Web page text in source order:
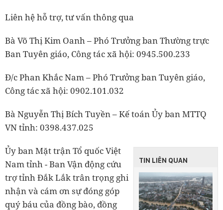
Liên hệ hỗ trợ, tư vấn thông qua
Bà Võ Thị Kim Oanh – Phó Trưởng ban Thường trực
Ban Tuyên giáo, Công tác xã hội: 0945.500.233
Đ/c Phan Khắc Nam – Phó Trưởng ban Tuyên giáo,
Công tác xã hội: 0902.101.032
Bà Nguyễn Thị Bích Tuyền – Kế toán Ủy ban MTTQ
VN tỉnh: 0398.437.025
TIN LIÊN QUAN
Ủy ban Mặt trận Tổ quốc Việt
Nam tỉnh - Ban Vận động cứu
trợ tỉnh Đắk Lắk trân trọng ghi
nhận và cám ơn sự đóng góp
quý báu của đồng bào, đồng